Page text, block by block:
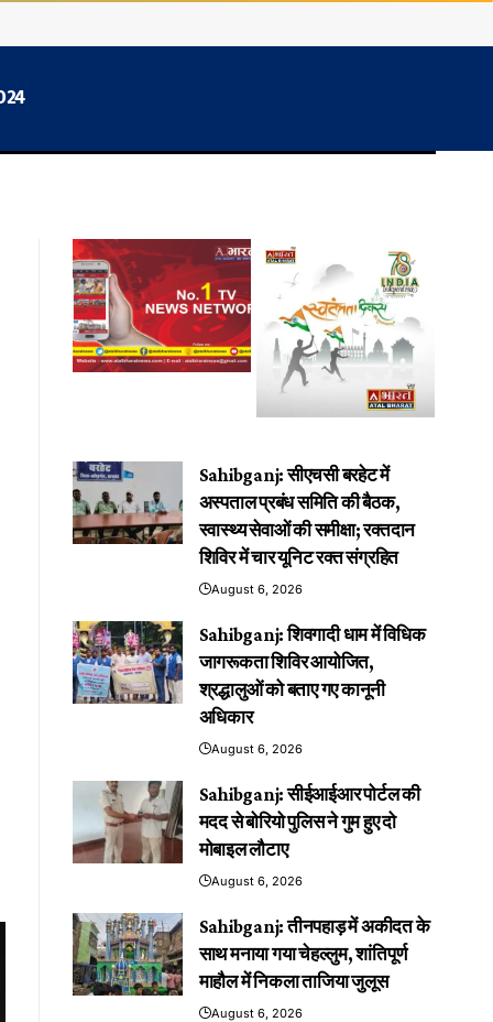
Sahibganj: सीएचसी बरहेट में
अस्पताल प्रबंध समिति की बैठक,
स्वास्थ्य सेवाओं की समीक्षा; रक्तदान
शिविर में चार यूनिट रक्त संग्रहित
August 6, 2026
Sahibganj: शिवगादी धाम में विधिक
जागरूकता शिविर आयोजित,
श्रद्धालुओं को बताए गए कानूनी
अधिकार
August 6, 2026
Sahibganj: सीईआईआर पोर्टल की
मदद से बोरियो पुलिस ने गुम हुए दो
मोबाइल लौटाए
August 6, 2026
Sahibganj: तीनपहाड़ में अकीदत के
साथ मनाया गया चेहल्लुम, शांतिपूर्ण
माहौल में निकला ताजिया जुलूस
August 6, 2026